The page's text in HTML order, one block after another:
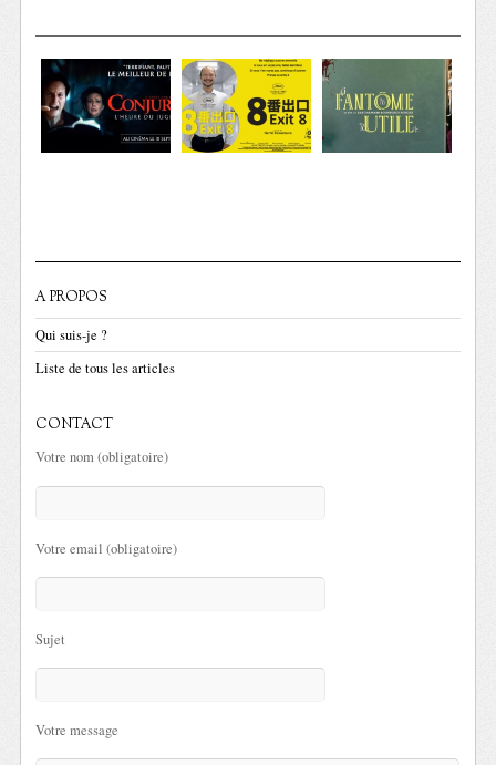
A PROPOS
Qui suis-je ?
Liste de tous les articles
CONTACT
Votre nom (obligatoire)
Votre email (obligatoire)
Sujet
Votre message